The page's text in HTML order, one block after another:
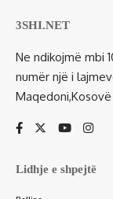
3SHI.NET
Ne ndikojmë mbi
numër një i
Lidhje e shpejtë